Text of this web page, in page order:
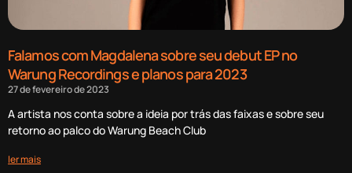
Falamos com Magdalena sobre seu debut EP no
Warung Recordings e planos para 2023
27 de fevereiro de 2023
A artista nos conta sobre a ideia por trás das faixas e sobre seu
retorno ao palco do Warung Beach Club
ler mais